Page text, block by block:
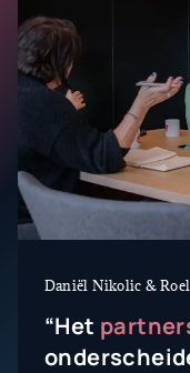
Daniël Nikolic &
“Het